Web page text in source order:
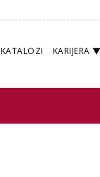
KATALOZI KARIJERA